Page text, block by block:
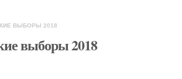
ВЫБОРЫ 2018
выборы 2018